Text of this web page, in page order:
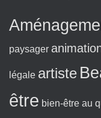
paysager
légale artiste
être bien-être au